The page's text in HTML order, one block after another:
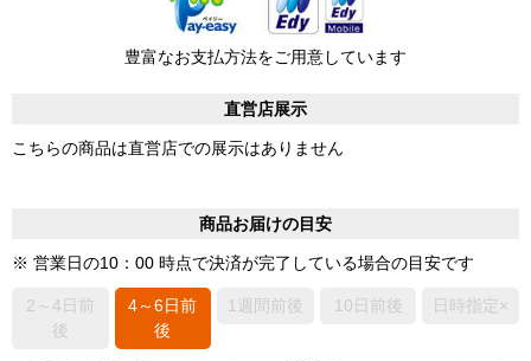
豊富なお支払方法をご用意しています
直営店展示
こちらの商品は直営店での展示はありません
商品お届けの目安
※ 営業日の10：00 時点で決済が完了している場合の目安です
2～4日前
後
4～6日前
後
1週間前後 10日前後 日時指定×